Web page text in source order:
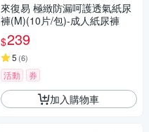
來復易 極緻防漏呵護透氣紙尿
褲(M)(10片/包)-成人紙尿褲
$239
5 (6)
活動 券
加入購物車